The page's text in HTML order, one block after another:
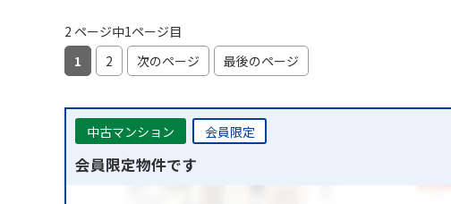
2 ページ中1ページ目
1
2 次のページ 最後のページ
中古マンション 会員限定
会員限定物件です